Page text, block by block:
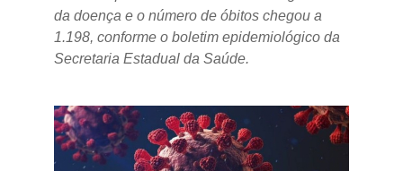
da doença e o número de óbitos chegou a
1.198, conforme o boletim epidemiológico da
Secretaria Estadual da Saúde.